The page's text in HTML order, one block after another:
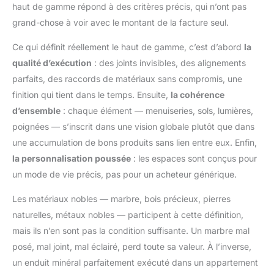
haut de gamme répond à des critères précis, qui n’ont pas
grand-chose à voir avec le montant de la facture seul.
Ce qui définit réellement le haut de gamme, c’est d’abord la
qualité d’exécution : des joints invisibles, des alignements
parfaits, des raccords de matériaux sans compromis, une
finition qui tient dans le temps. Ensuite, la cohérence
d’ensemble : chaque élément — menuiseries, sols, lumières,
poignées — s’inscrit dans une vision globale plutôt que dans
une accumulation de bons produits sans lien entre eux. Enfin,
la personnalisation poussée : les espaces sont conçus pour
un mode de vie précis, pas pour un acheteur générique.
Les matériaux nobles — marbre, bois précieux, pierres
naturelles, métaux nobles — participent à cette définition,
mais ils n’en sont pas la condition suffisante. Un marbre mal
posé, mal joint, mal éclairé, perd toute sa valeur. À l’inverse,
un enduit minéral parfaitement exécuté dans un appartement